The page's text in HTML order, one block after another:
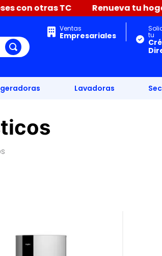
otras TC Renueva tu hogar
Ventas
Empresariales tu
Lavadoras